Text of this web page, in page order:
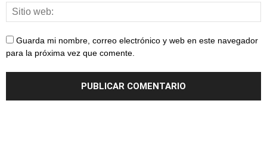
Guarda mi nombre, correo electrónico y web en este navegador
para la próxima vez que comente.